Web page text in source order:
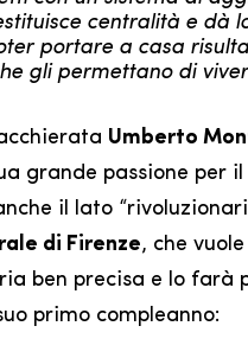
centralità e dà
portare a casa
gli permettano di
Umberto
grande passione per
il lato
di Firenze, che
ben precisa e lo farà
primo compleanno: